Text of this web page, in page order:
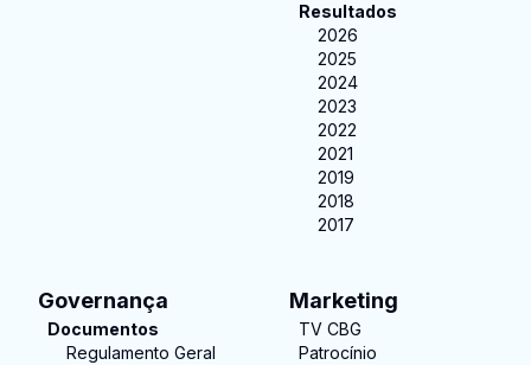
Resultados
2026
2025
2024
2023
2022
2021
2019
2018
2017
Governança
Documentos
Regulamento Geral
Marketing
TV CBG
Patrocínio